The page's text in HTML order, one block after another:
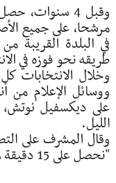
وقبل 4
مرشحا، على جميع
في البلدة القريبة
طريقه نحو فوزه في
ووسائل الإعلام من
على ديكسفيل
الليل.
وقال المشرف على
"نحصل على 15 دقيقة من الشهرة كل 4 سنوات".